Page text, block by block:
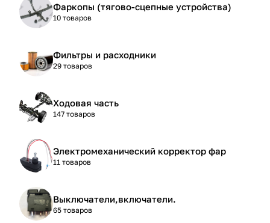
Фаркопы (тягово-сцепные устройства)
10 товаров
Фильтры и расходники
29 товаров
Ходовая часть
147 товаров
Электромеханический корректор фар
11 товаров
Выключатели,включатели.
65 товаров